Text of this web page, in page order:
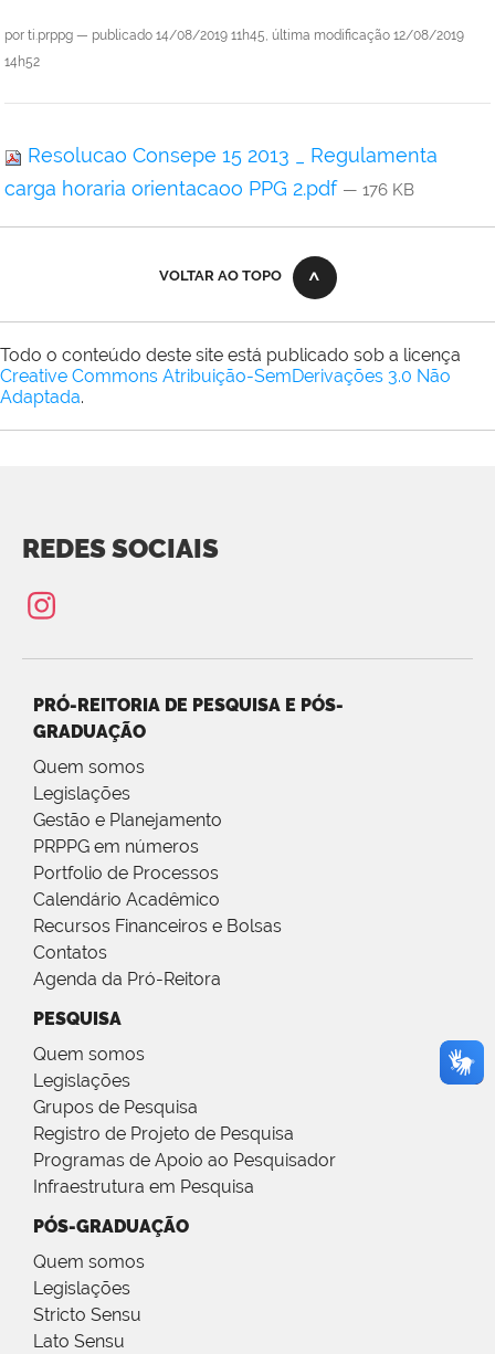
por ti.prppg — publicado 14/08/2019 11h45, última modificação 12/08/2019
14h52
Resolucao Consepe 15 2013 _ Regulamenta
carga horaria orientacaoo PPG 2.pdf — 176 KB
VOLTAR AO TOPO
Todo o conteúdo deste site está publicado sob a licença
Creative Commons Atribuição-SemDerivações 3.0 Não
Adaptada.
REDES SOCIAIS
PRÓ-REITORIA DE PESQUISA E PÓS-
GRADUAÇÃO
Quem somos
Legislações
Gestão e Planejamento
PRPPG em números
Portfolio de Processos
Calendário Acadêmico
Recursos Financeiros e Bolsas
Contatos
Agenda da Pró-Reitora
PESQUISA
Quem somos
Legislações
Grupos de Pesquisa
Registro de Projeto de Pesquisa
Programas de Apoio ao Pesquisador
Infraestrutura em Pesquisa
PÓS-GRADUAÇÃO
Quem somos
Legislações
Stricto Sensu
Lato Sensu